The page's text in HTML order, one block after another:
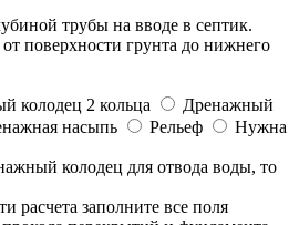
трубы на вводе в септик.
поверхности грунта до нижнего
колодец 2 кольца
Дренажный
насыпь Рельеф
Нужна
колодец для отвода воды, то
расчета заполните все поля